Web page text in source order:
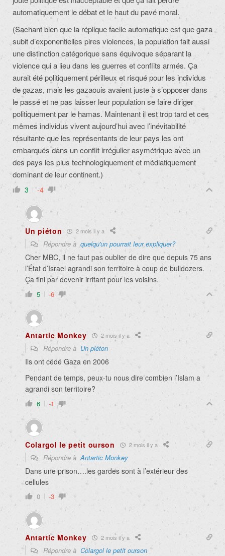
automatiquement le débat et le haut du pavé moral.
(Sachant bien que la réplique facile automatique est que gaza
subit d’exponentielles pires violences, la population fait aussi
une distinction catégorique sans équivoque séparant la
violence qui a lieu dans les guerres et conflits armés. Ça
aurait été politiquement périlleux et risqué pour les individus
de gazas, mais les gazaouis avaient juste à s’opposer dans
le passé et ne pas laisser leur population se faire diriger
politiquement par le hamas. Maintenant il est trop tard et ces
mêmes individus vivent aujourd’hui avec l’inévitabilité
résultante que les représentants de leur pays les ont
embarqués dans un conflit irrégulier asymétrique avec un
des pays les plus technologiquement et médiatiquement
dominant de leur continent.)
3 -4
Un piéton 2 mois il y a
Répondre à quelqu'un pourrait leur expliquer?
Cher MBC, il ne faut pas oublier de dire que depuis 75 ans
l’État d’Israel agrandi son territoire à coup de bulldozers.
Ça fini par devenir irritant pour les voisins.
5 -6
Antartic Monkey 2 mois il y a
Répondre à Un piéton
Ils ont cédé Gaza en 2006
Pendant de temps, peux-tu nous dire combien l’Islam a
agrandi son territoire?
6 -1
Colargol le petit ourson 2 mois il y a
Répondre àAntartic Monkey
Dans une prison….les gardes sont à l’extérieur des
cellules
0 -3
Antartic Monkey 2 mois il y a
Répondre à Colargol le petit ourson